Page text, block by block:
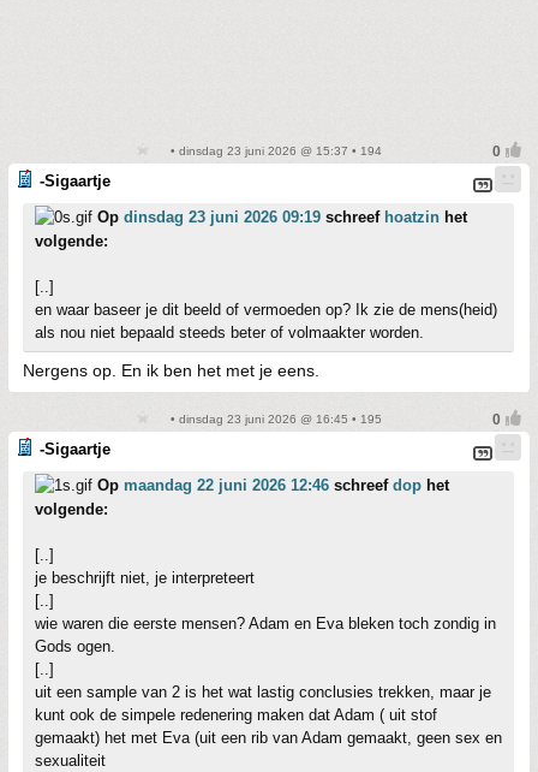
• dinsdag 23 juni 2026 @ 15:37 • 194
-Sigaartje
Op dinsdag 23 juni 2026 09:19 schreef hoatzin het
volgende:
[..]
en waar baseer je dit beeld of vermoeden op? Ik zie de mens(heid)
als nou niet bepaald steeds beter of volmaakter worden.
Nergens op. En ik ben het met je eens.
• dinsdag 23 juni 2026 @ 16:45 • 195
-Sigaartje
Op maandag 22 juni 2026 12:46 schreef dop het
volgende:
[..]
je beschrijft niet, je interpreteert
[..]
wie waren die eerste mensen? Adam en Eva bleken toch zondig in
Gods ogen.
[..]
uit een sample van 2 is het wat lastig conclusies trekken, maar je
kunt ook de simpele redenering maken dat Adam ( uit stof
gemaakt) het met Eva (uit een rib van Adam gemaakt, geen sex en
sexualiteit